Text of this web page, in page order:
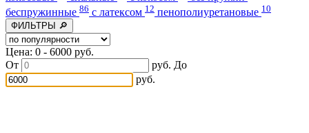
беспружинные 86 с латексом 12 пенополиуретановые 10
ФИЛЬТРЫ 🔎
Цена: 0 - 6000 руб.
От
руб. До
руб.